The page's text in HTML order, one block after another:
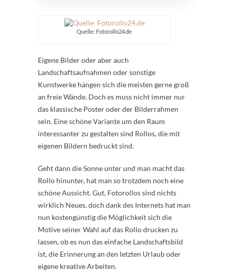
Quelle: Fotorollo24.de
Eigene Bilder oder aber auch
Landschaftsaufnahmen oder sonstige
Kunstwerke hängen sich die meisten gerne groß
an freie Wände. Doch es muss nicht immer nur
das klassische Poster oder der Bilderrahmen
sein. Eine schöne Variante um den Raum
interessanter zu gestalten sind Rollos, die mit
eigenen Bildern bedruckt sind.
Geht dann die Sonne unter und man macht das
Rollo hinunter, hat man so trotzdem noch eine
schöne Aussicht. Gut, Fotorollos sind nichts
wirklich Neues, doch dank des Internets hat man
nun kostengünstig die Möglichkeit sich die
Motive seiner Wahl auf das Rollo drucken zu
lassen, ob es nun das einfache Landschaftsbild
ist, die Erinnerung an den letzten Urlaub oder
eigene kreative Arbeiten.